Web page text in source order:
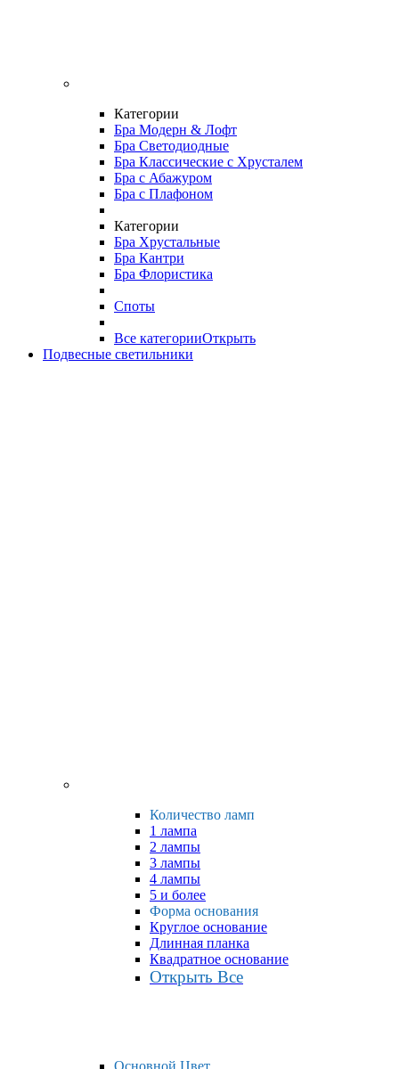
Категории
Бра Модерн & Лофт
Бра Светодиодные
Бра Классические с Хрусталем
Бра с Абажуром
Бра с Плафоном
Категории
Бра Хрустальные
Бра Кантри
Бра Флористика
Споты
Все категорииОткрыть
Подвесные светильники
Количество ламп
1 лампа
2 лампы
3 лампы
4 лампы
5 и более
Форма основания
Круглое основание
Длинная планка
Квадратное основание
Открыть Все
Основной Цвет